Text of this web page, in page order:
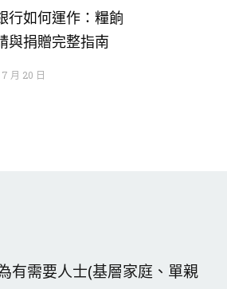
行如何運作：糧餉
與捐贈完整指南
月 20 日
有需要人士(基層家庭、單親